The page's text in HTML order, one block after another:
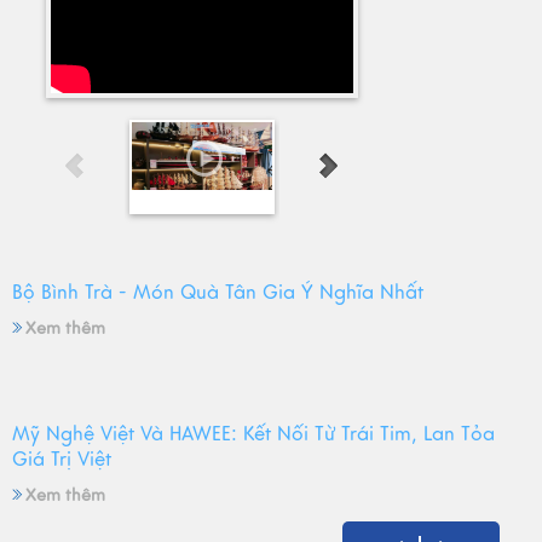
Bộ Bình Trà - Món Quà Tân Gia Ý Nghĩa Nhất
Xem thêm
Mỹ Nghệ Việt Và HAWEE: Kết Nối Từ Trái Tim, Lan Tỏa
Giá Trị Việt
Xem thêm